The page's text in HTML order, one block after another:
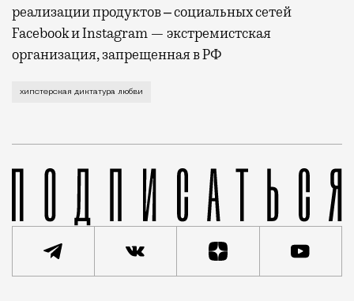
реализации продуктов ‒ социальных сетей
Facebook и Instagram — экстремистская
организация, запрещенная в РФ
хипстерская диктатура любви